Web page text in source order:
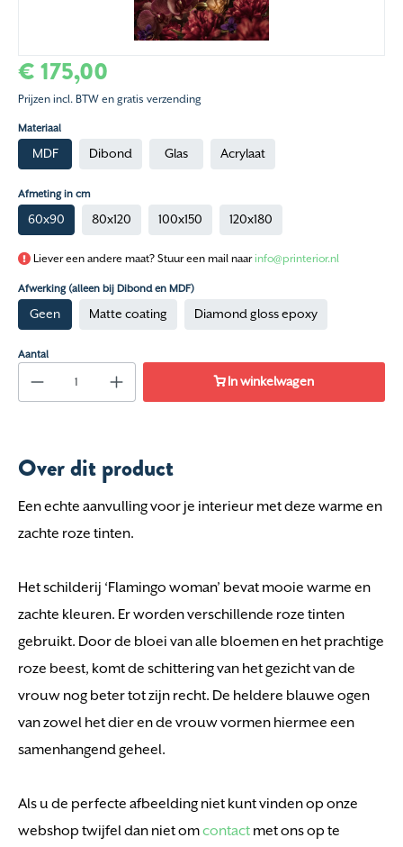
€ 175,00
Prijzen incl. BTW en gratis verzending
Materiaal
MDF Dibond Glas Acrylaat
Afmeting in cm
60x90 80x120 100x150 120x180
Liever een andere maat? Stuur een mail naar info@printerior.nl
Afwerking (alleen bij Dibond en MDF)
Geen Matte coating Diamond gloss epoxy
Aantal
In winkelwagen
Over dit product
Een echte aanvulling voor je interieur met deze warme en
zachte roze tinten.
Het schilderij ‘Flamingo woman’ bevat mooie warme en
zachte kleuren. Er worden verschillende roze tinten
gebruikt. Door de bloei van alle bloemen en het prachtige
roze beest, komt de schittering van het gezicht van de
vrouw nog beter tot zijn recht. De heldere blauwe ogen
van zowel het dier en de vrouw vormen hiermee een
samenhangend geheel.
Als u de perfecte afbeelding niet kunt vinden op onze
webshop twijfel dan niet omcontact met ons op te